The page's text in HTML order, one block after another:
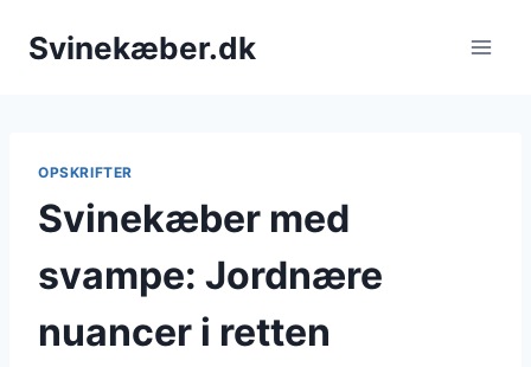
Svinekæber.dk
OPSKRIFTER
Svinekæber med
svampe: Jordnære
nuancer i retten